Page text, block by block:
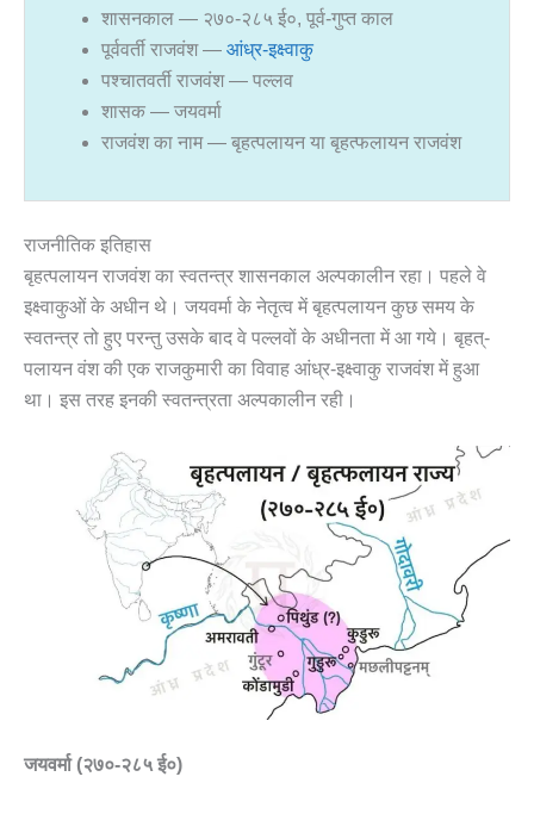
शासनकाल — २७०-२८५ ई०, पूर्व-गुप्त काल
पूर्ववर्ती राजवंश — आंध्र-इक्ष्वाकु
पश्चातवर्ती राजवंश — पल्लव
शासक — जयवर्मा
राजवंश का नाम — बृहत्पलायन या बृहत्फलायन राजवंश
राजनीतिक इतिहास
बृहत्पलायन राजवंश का स्वतन्त्र शासनकाल अल्पकालीन रहा। पहले वे
इक्ष्वाकुओं के अधीन थे। जयवर्मा के नेतृत्व में बृहत्पलायन कुछ समय के
स्वतन्त्र तो हुए परन्तु उसके बाद वे पल्लवों के अधीनता में आ गये। बृहत्-
पलायन वंश की एक राजकुमारी का विवाह आंध्र-इक्ष्वाकु राजवंश में हुआ
था। इस तरह इनकी स्वतन्त्रता अल्पकालीन रही।
जयवर्मा (२७०-२८५ ई०)